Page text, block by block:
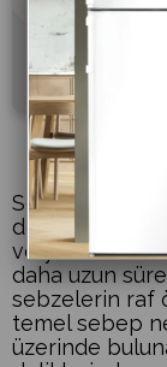
Sebzelik
deliklerinden
ve yüksek
daha uzun
sebzelerin raf
temel sebep
üzerinde